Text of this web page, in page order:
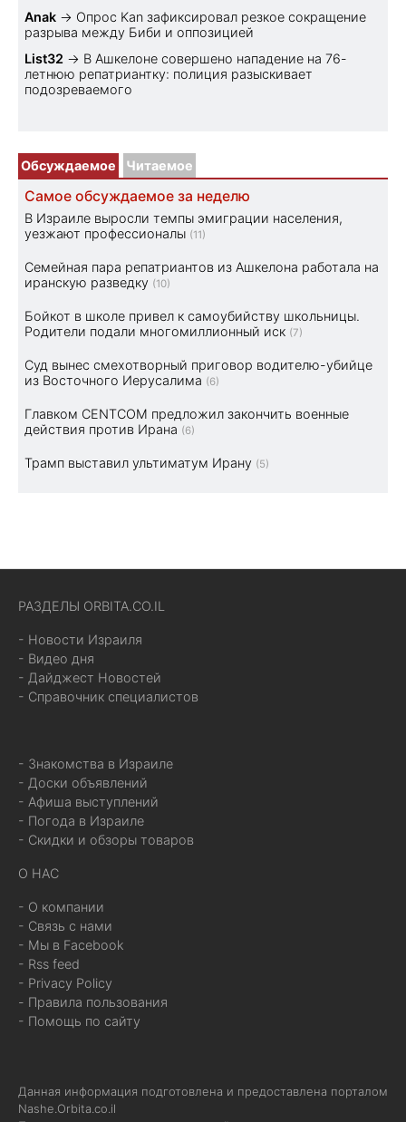
Anak → Опрос Kan зафиксировал резкое сокращение
разрыва между Биби и оппозицией
List32 → В Ашкелоне совершено нападение на 76-
летнюю репатриантку: полиция разыскивает
подозреваемого
Обсуждаемое Читаемое
Самое обсуждаемое за неделю
В Израиле выросли темпы эмиграции населения,
уезжают профессионалы (11)
Семейная пара репатриантов из Ашкелона работала на
иранскую разведку (10)
Бойкот в школе привел к самоубийству школьницы.
Родители подали многомиллионный иск (7)
Суд вынес смехотворный приговор водителю-убийце
из Восточного Иерусалима (6)
Главком CENTCOM предложил закончить военные
действия против Ирана (6)
Трамп выставил ультиматум Ирану (5)
РАЗДЕЛЫ ORBITA.CO.IL
- Новости Израиля
- Видео дня
- Дайджест Новостей
- Справочник специалистов
- Знакомства в Израиле
- Доски объявлений
- Афиша выступлений
- Погода в Израиле
- Скидки и обзоры товаров
О НАС
- О компании
- Связь с нами
- Мы в Facebook
- Rss feed
- Privacy Policy
- Правила пользования
- Помощь по сайту
Данная информация подготовлена и предоставлена порталом
Nashe.Orbita.co.il